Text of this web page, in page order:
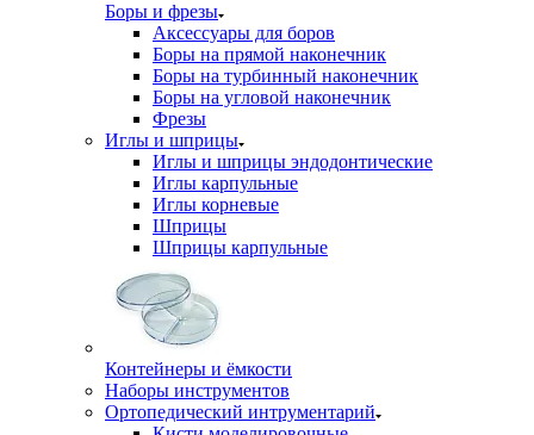
Боры и фрезы
Аксессуары для боров
Боры на прямой наконечник
Боры на турбинный наконечник
Боры на угловой наконечник
Фрезы
Иглы и шприцы
Иглы и шприцы эндодонтические
Иглы карпульные
Иглы корневые
Шприцы
Шприцы карпульные
Контейнеры и ёмкости
Наборы инструментов
Ортопедический интрументарий